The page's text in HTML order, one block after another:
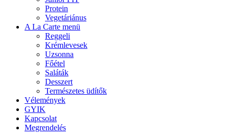
Protein
Vegetáriánus
A La Carte menü
Reggeli
Krémlevesek
Uzsonna
Főétel
Saláták
Desszert
Természetes üdítők
Vélemények
GYIK
Kapcsolat
Megrendelés